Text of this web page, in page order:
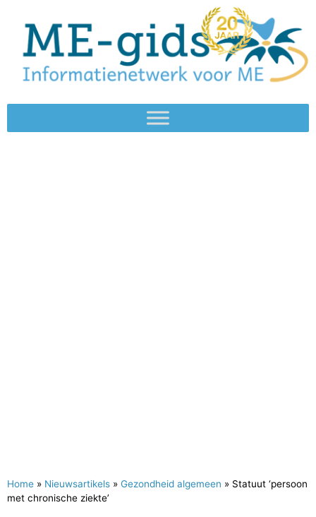
Home » Nieuwsartikels » Gezondheid algemeen » Statuut ‘persoon
met chronische ziekte’